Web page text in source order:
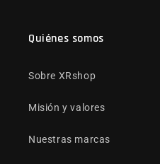
Quiénes somos
Sobre XRshop
Misión y valores
Nuestras marcas